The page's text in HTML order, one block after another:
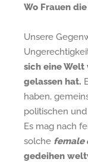
Wo Frauen
Unsere
sich eine Welt
gelassen hat.
haben,
politischen
Es mag nach
solche female
gedeihen